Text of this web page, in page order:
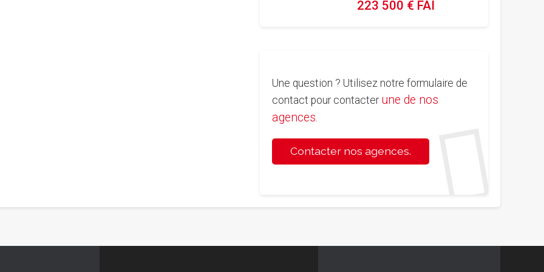
223 500 € FAI
Une question ? Utilisez notre formulaire de
contact pour contacter une de nos
agences
Contacter nos agences.